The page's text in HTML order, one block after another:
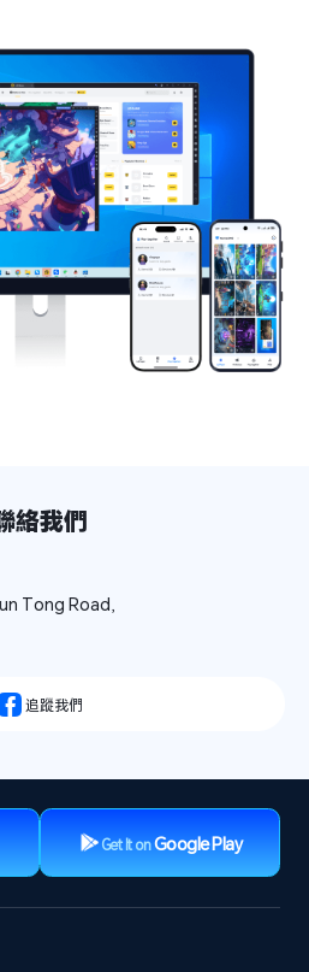
絡我們
Tong Road,
追蹤我們
Get It onGoogle Play